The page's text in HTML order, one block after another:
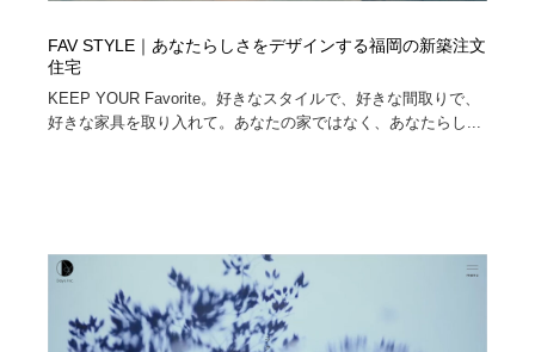
FAV STYLE｜あなたらしさをデザインする福岡の新築注文
住宅
KEEP YOUR Favorite。好きなスタイルで、好きな間取りで、
好きな家具を取り入れて。あなたの家ではなく、あなたらし...